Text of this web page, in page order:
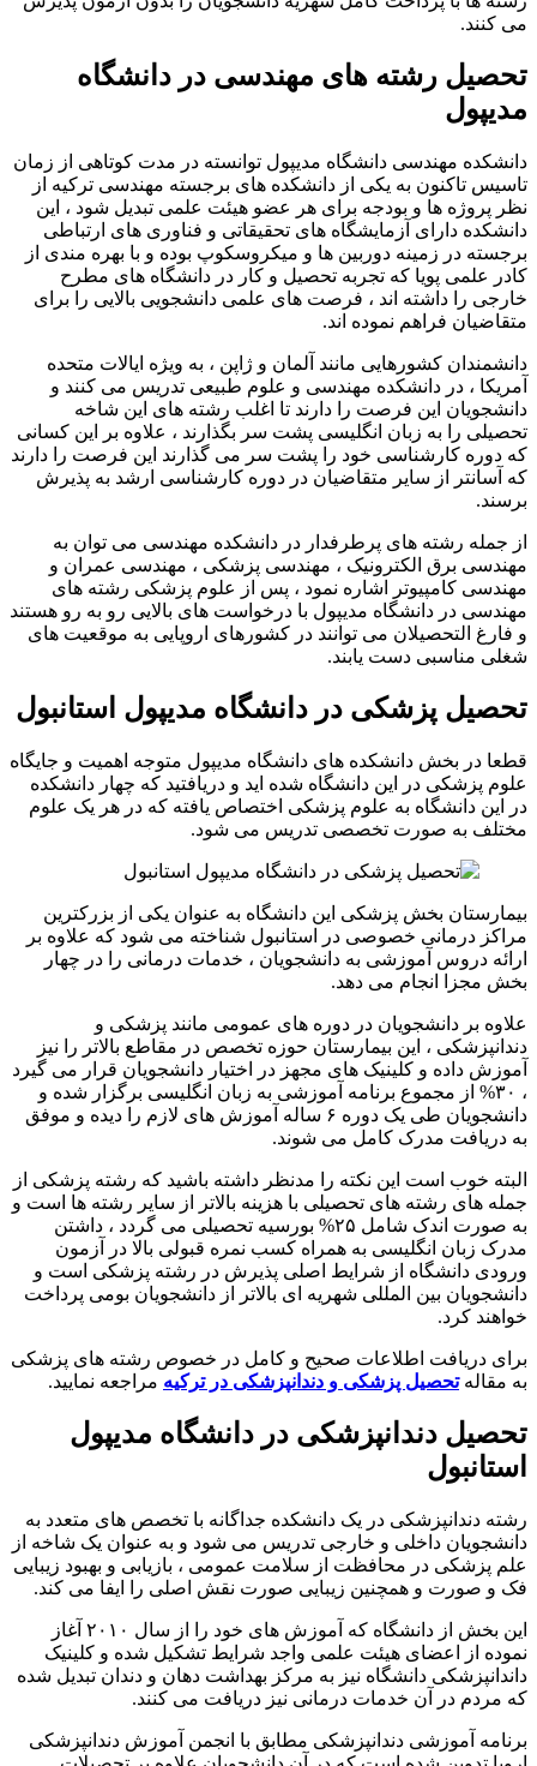
می کنند.
تحصیل رشته های مهندسی در دانشگاه
مدیپول
دانشکده مهندسی دانشگاه مدیپول توانسته در مدت کوتاهی از زمان
تاسیس تاکنون به یکی از دانشکده های برجسته مهندسی ترکیه از
نظر پروژه ها و بودجه برای هر عضو هیئت علمی تبدیل شود ، این
دانشکده دارای آزمایشگاه های تحقیقاتی و فناوری های ارتباطی
برجسته در زمینه دوربین ها و میکروسکوپ بوده و با بهره مندی از
کادر علمی پویا که تجربه تحصیل و کار در دانشگاه های مطرح
خارجی را داشته اند ، فرصت های علمی دانشجویی بالایی را برای
متقاضیان فراهم نموده اند.
دانشمندان کشورهایی مانند آلمان و ژاپن ، به ویژه ایالات متحده
آمریکا ، در دانشکده مهندسی و علوم طبیعی تدریس می کنند و
دانشجویان این فرصت را دارند تا اغلب رشته های این شاخه
تحصیلی را به زبان انگلیسی پشت سر بگذارند ، علاوه بر این کسانی
که دوره کارشناسی خود را پشت سر می گذارند این فرصت را دارند
که آسانتر از سایر متقاضیان در دوره کارشناسی ارشد به پذیرش
برسند.
از جمله رشته های پرطرفدار در دانشکده مهندسی می توان به
مهندسی برق الکترونیک ، مهندسی پزشکی ، مهندسی عمران و
مهندسی کامپیوتر اشاره نمود ، پس از علوم پزشکی رشته های
مهندسی در دانشگاه مدیپول با درخواست های بالایی رو به رو هستند
و فارغ التحصیلان می توانند در کشورهای اروپایی به موقعیت های
شغلی مناسبی دست یابند.
تحصیل پزشکی در دانشگاه مدیپول استانبول
قطعا در بخش دانشکده های دانشگاه مدیپول متوجه اهمیت و جایگاه
علوم پزشکی در این دانشگاه شده اید و دریافتید که چهار دانشکده
در این دانشگاه به علوم پزشکی اختصاص یافته که در هر یک علوم
مختلف به صورت تخصصی تدریس می شود.
بیمارستان بخش پزشکی این دانشگاه به عنوان یکی از بزرکترین
مراکز درمانی خصوصی در استانبول شناخته می شود که علاوه بر
ارائه دروس آموزشی به دانشجویان ، خدمات درمانی را در چهار
بخش مجزا انجام می دهد.
علاوه بر دانشجویان در دوره های عمومی مانند پزشکی و
دندانپزشکی ، این بیمارستان حوزه تخصص در مقاطع بالاتر را نیز
آموزش داده و کلینیک های مجهز در اختیار دانشجویان قرار می گیرد
، ۳۰% از مجموع برنامه آموزشی به زبان انگلیسی برگزار شده و
دانشجویان طی یک دوره ۶ ساله آموزش های لازم را دیده و موفق
به دریافت مدرک کامل می شوند.
البته خوب است این نکته را مدنظر داشته باشید که رشته پزشکی از
جمله های رشته های تحصیلی با هزینه بالاتر از سایر رشته ها است و
به صورت اندک شامل ۲۵% بورسیه تحصیلی می گردد ، داشتن
مدرک زبان انگلیسی به همراه کسب نمره قبولی بالا در آزمون
ورودی دانشگاه از شرایط اصلی پذیرش در رشته پزشکی است و
دانشجویان بین المللی شهریه ای بالاتر از دانشجویان بومی پرداخت
خواهند کرد.
برای دریافت اطلاعات صحیح و کامل در خصوص رشته های پزشکی
به مقالهتحصیل پزشکی و دندانپزشکی در ترکیه مراجعه نمایید.
تحصیل دندانپزشکی در دانشگاه مدیپول
استانبول
رشته دندانپزشکی در یک دانشکده جداگانه با تخصص های متعدد به
دانشجویان داخلی و خارجی تدریس می شود و به عنوان یک شاخه از
علم پزشکی در محافظت از سلامت عمومی ، بازیابی و بهبود زیبایی
فک و صورت و همچنین زیبایی صورت نقش اصلی را ایفا می کند.
این بخش از دانشگاه که آموزش های خود را از سال ۲۰۱۰ آغاز
نموده از اعضای هیئت علمی واجد شرایط تشکیل شده و کلینیک
داندانپزشکی دانشگاه نیز به مرکز بهداشت دهان و دندان تبدیل شده
که مردم در آن خدمات درمانی نیز دریافت می کنند.
برنامه آموزشی دندانپزشکی مطابق با انجمن آموزش دندانپزشکی